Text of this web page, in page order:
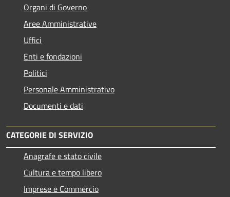
Organi di Governo
Aree Amministrative
Uffici
Enti e fondazioni
Politici
Personale Amministrativo
Documenti e dati
CATEGORIE DI SERVIZIO
Anagrafe e stato civile
Cultura e tempo libero
Imprese e Commercio